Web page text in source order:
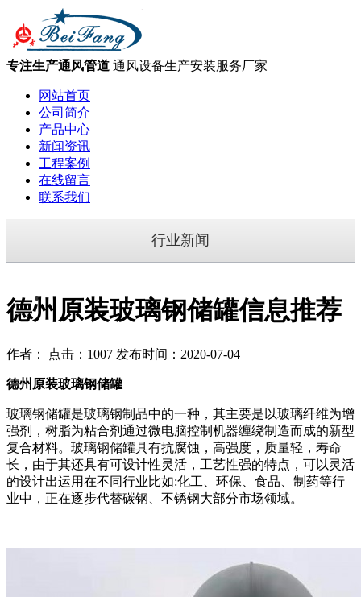
专注生产通风管道 通风设备生产安装服务厂家
网站首页
公司简介
产品中心
新闻资讯
工程案例
在线留言
联系我们
行业新闻
德州原装玻璃钢储罐信息推荐
作者： 点击：1007 发布时间：2020-07-04
德州原装玻璃钢储罐
玻璃钢储罐是玻璃钢制品中的一种，其主要是以玻璃纤维为增
强剂，树脂为粘合剂通过微电脑控制机器缠绕制造而成的新型
复合材料。玻璃钢储罐具有抗腐蚀，高强度，质量轻，寿命
长，由于其还具有可设计性灵活，工艺性强的特点，可以灵活
的设计出运用在不同行业比如:化工、环保、食品、制药等行
业中，正在逐步代替碳钢、不锈钢大部分市场领域。